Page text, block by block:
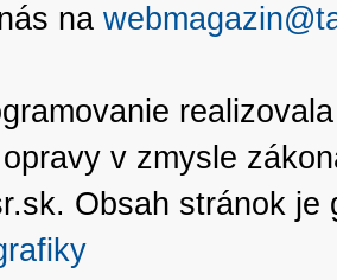
na
v zmysle
Obsah stránok